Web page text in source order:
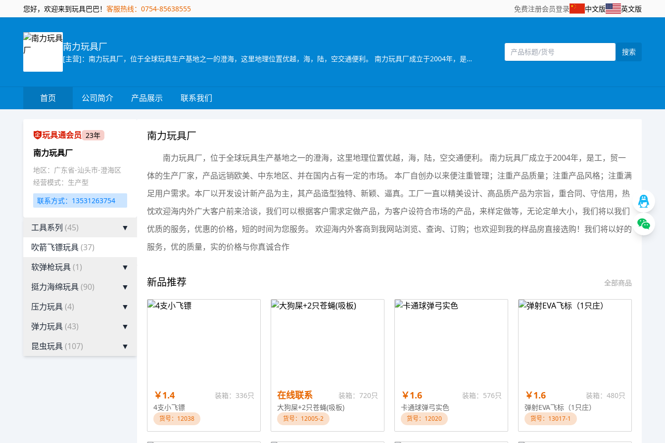
您好，欢迎来到玩具巴巴！ 客服热线：0754-85638555 免费注册会员登录 中文版 英文版
南力玩具厂
[主营]：南力玩具厂，位于全球玩具生产基地之一的澄海，这里地理位置优越，海，陆，空交通便利。 南力玩具厂成立于2004年，是工，贸一体的生产厂家，产品远销欧美、中东地区、并在国内占有一定的市场。 本厂自创办以来便注重管理；注重产品质量；注重产品风格；注重满足用户需求。本厂以开发设计新产品为主，其产品造型独特、新颖、逼真。工厂一直以精美设计、高品质产品为宗旨，重合同、守信用，热忱欢迎海内外广大客户前来洽谈，我们可以根据客户需求定做产品，为客户设符合市场的产品，来样定做等，无论定单大小，我们将以我们优质的服务，优惠的价格，短的时间为您服务。 欢迎海内外客商到我网站浏览、查询、订购；也欢迎到我的样品房直接选购！我们将以好的服务，优的质量，实的价格与你真诚合作
搜索
首页 公司简介 产品展示 联系我们
玩具通会员 23年
南力玩具厂
地区：广东省-汕头市-澄海区
经营模式：生产型
联系方式：13531263754
工具系列 (45)
▼
吹箭飞镖玩具(37)
软弹枪玩具(1)
▼
挺力海绵玩具(90)
▼
压力玩具(4)
▼
弹力玩具(43)
▼
昆虫玩具(107) ▼
南力玩具厂
南力玩具厂，位于全球玩具生产基地之一的澄海，这里地理位置优越，海，陆，空交通便利。 南力玩具厂成立于2004年，是工，贸一
体的生产厂家，产品远销欧美、中东地区、并在国内占有一定的市场。 本厂自创办以来便注重管理；注重产品质量；注重产品风格；注重满
足用户需求。本厂以开发设计新产品为主，其产品造型独特、新颖、逼真。工厂一直以精美设计、高品质产品为宗旨，重合同、守信用，热
忱欢迎海内外广大客户前来洽谈，我们可以根据客户需求定做产品，为客户设符合市场的产品，来样定做等，无论定单大小，我们将以我们
优质的服务，优惠的价格，短的时间为您服务。 欢迎海内外客商到我网站浏览、查询、订购；也欢迎到我的样品房直接选购！我们将以好的
服务，优的质量，实的价格与你真诚合作
新品推荐 全部商品
￥1.4
装箱：336只
4支小飞镖
货号：12038
在线联系
装箱：720只
大狗屎+2只苍蝇(吸板)
货号：12005-2
￥1.6
装箱：576只
卡通球弹弓实色
货号：12020
￥1.6
装箱：480只
弹射EVA飞标（1只庄）
货号：13017-1